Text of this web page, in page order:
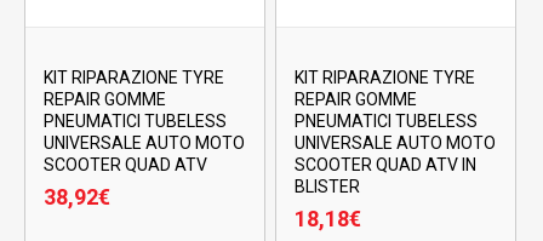
KIT RIPARAZIONE TYRE
REPAIR GOMME
PNEUMATICI TUBELESS
UNIVERSALE AUTO MOTO
SCOOTER QUAD ATV
38,92€
KIT RIPARAZIONE TYRE
REPAIR GOMME
PNEUMATICI TUBELESS
UNIVERSALE AUTO MOTO
SCOOTER QUAD ATV IN
BLISTER
18,18€